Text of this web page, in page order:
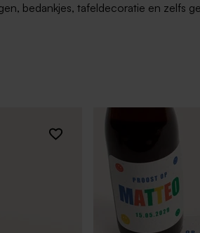
bedankjes, tafeldecoratie en zelfs